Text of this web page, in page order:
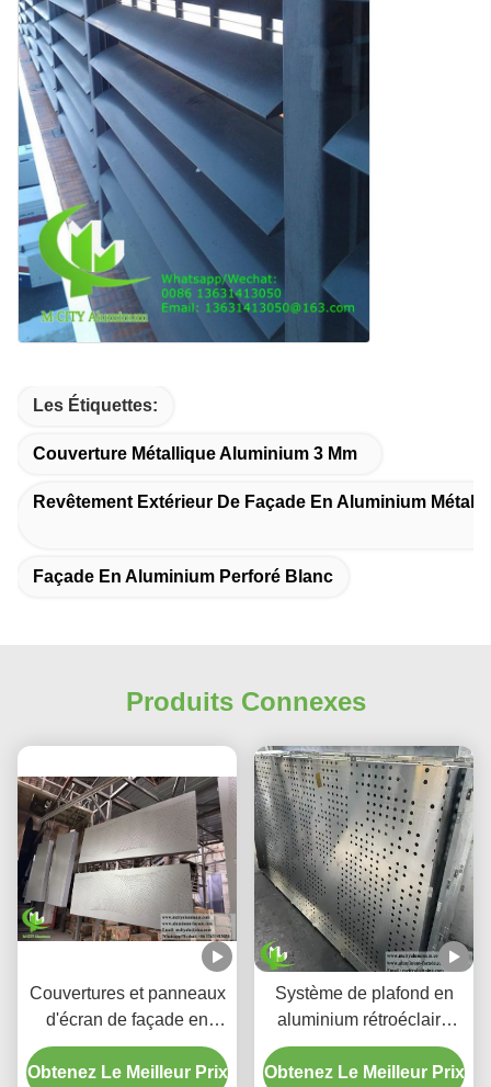
Les Étiquettes:
Couverture Métallique Aluminium 3 Mm
Revêtement Extérieur De Façade En Aluminium
Façade En Aluminium Perforé Blanc
Produits Connexes
Couvertures et panneaux
d'écran de façade en
aluminium perforé à
dégradé personnalisé
Obtenez Le Meilleur Prix
Système de plafond en
aluminium rétroéclairé
perforé personnalisé avec
boîtier LED intégré et
Obtenez Le Meilleur Prix